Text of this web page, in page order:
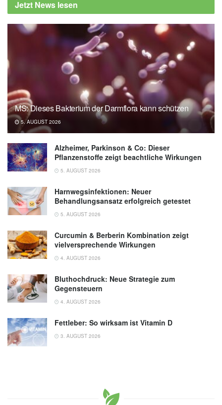
Jetzt News lesen
MS: Dieses Bakterium der Darmflora kann schützen
5. AUGUST 2026
Alzheimer, Parkinson & Co: Dieser
Pflanzenstoffe zeigt beachtliche Wirkungen
5. AUGUST 2026
Harnwegsinfektionen: Neuer
Behandlungsansatz erfolgreich getestet
5. AUGUST 2026
Curcumin & Berberin Kombination zeigt
vielversprechende Wirkungen
4. AUGUST 2026
Bluthochdruck: Neue Strategie zum
Gegensteuern
4. AUGUST 2026
Fettleber: So wirksam ist Vitamin D
3. AUGUST 2026